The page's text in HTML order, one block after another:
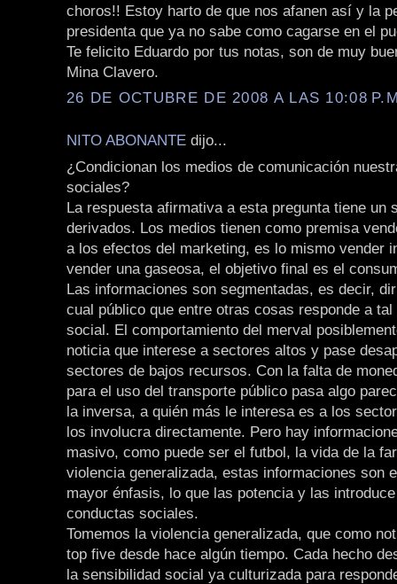
choros!! Estoy harto de que nos afanen así y la
presidenta que ya no sabe como cagarse en el
Te felicito Eduardo por tus notas, son de muy
Mina Clavero.
26 DE OCTUBRE DE 2008 A LAS 10:08
NITO ABONANTE dijo...
¿Condicionan los medios de comunicación
sociales?
La respuesta afirmativa a esta pregunta tiene un
derivados. Los medios tienen como premisa
a los efectos del marketing, es lo mismo vender
vender una gaseosa, el objetivo final es el
Las informaciones son segmentadas, es decir,
cual público que entre otras cosas responde a
social. El comportamiento del merval
noticia que interese a sectores altos y pase
sectores de bajos recursos. Con la falta de
para el uso del transporte público pasa algo
la inversa, a quién más le interesa es a los
los involucra directamente. Pero hay
masivo, como puede ser el futbol, la vida de la
violencia generalizada, estas informaciones son
mayor énfasis, lo que las potencia y las
conductas sociales.
Tomemos la violencia generalizada, que como
top five desde hace algún tiempo. Cada hecho
la sensibilidad social ya culturizada para